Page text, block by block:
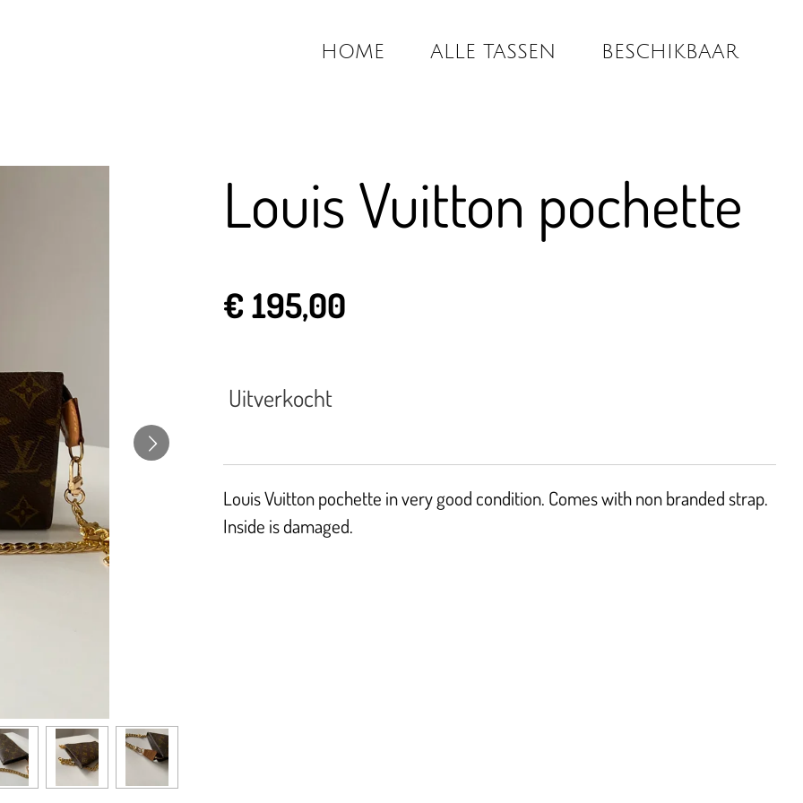
HOME ALLE TASSEN BESCHIKBAAR
Louis Vuitton pochette
€ 195,00
Uitverkocht
Louis Vuitton pochette in very good condition. Comes with non branded strap.
Inside is damaged.